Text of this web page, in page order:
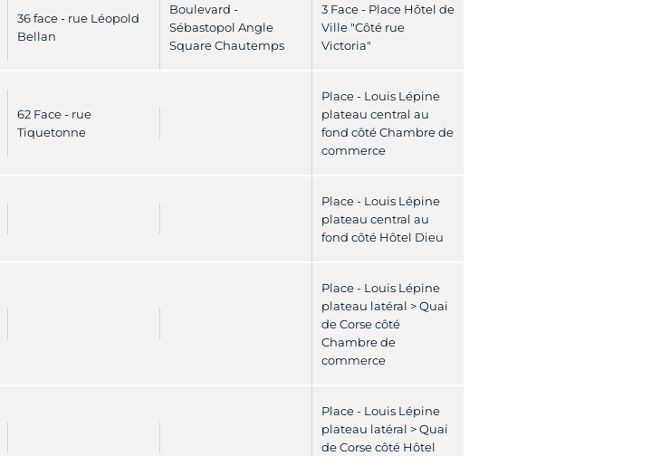
36 face - rue Léopold
Bellan
Boulevard -
Sébastopol Angle
Square Chautemps
3 Face - Place Hôtel de
Ville "Côté rue
Victoria"
62 Face - rue
Tiquetonne
Place - Louis Lépine
plateau central au
fond côté Chambre de
commerce
Place - Louis Lépine
plateau central au
fond côté Hôtel Dieu
Place - Louis Lépine
plateau latéral > Quai
de Corse côté
Chambre de
commerce
Place - Louis Lépine
plateau latéral > Quai
de Corse côté Hôtel